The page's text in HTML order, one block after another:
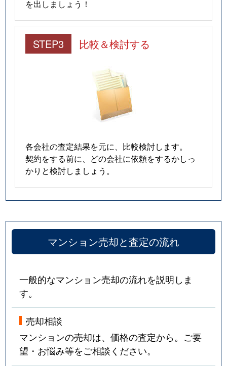
を出しましょう！
STEP3 比較＆検討する
各会社の査定結果を元に、比較検討します。
契約をする前に、どの会社に依頼をするかしっ
かりと検討しましょう。
マンション売却と査定の流れ
一般的なマンション売却の流れを説明しま
す。
売却相談
マンションの売却は、価格の査定から。ご要
望・お悩み等をご相談ください。